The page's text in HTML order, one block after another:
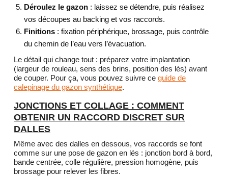
Déroulez le gazon : laissez se détendre, puis réalisez
vos découpes au backing et vos raccords.
Finitions : fixation périphérique, brossage, puis contrôle
du chemin de l’eau vers l’évacuation.
Le détail qui change tout : préparez votre implantation
(largeur de rouleau, sens des brins, position des lés) avant
de couper. Pour ça, vous pouvez suivre ce guide de
calepinage du gazon synthétique.
JONCTIONS ET COLLAGE : COMMENT
OBTENIR UN RACCORD DISCRET SUR
DALLES
Même avec des dalles en dessous, vos raccords se font
comme sur une pose de gazon en lés : jonction bord à bord,
bande centrée, colle régulière, pression homogène, puis
brossage pour relever les fibres.